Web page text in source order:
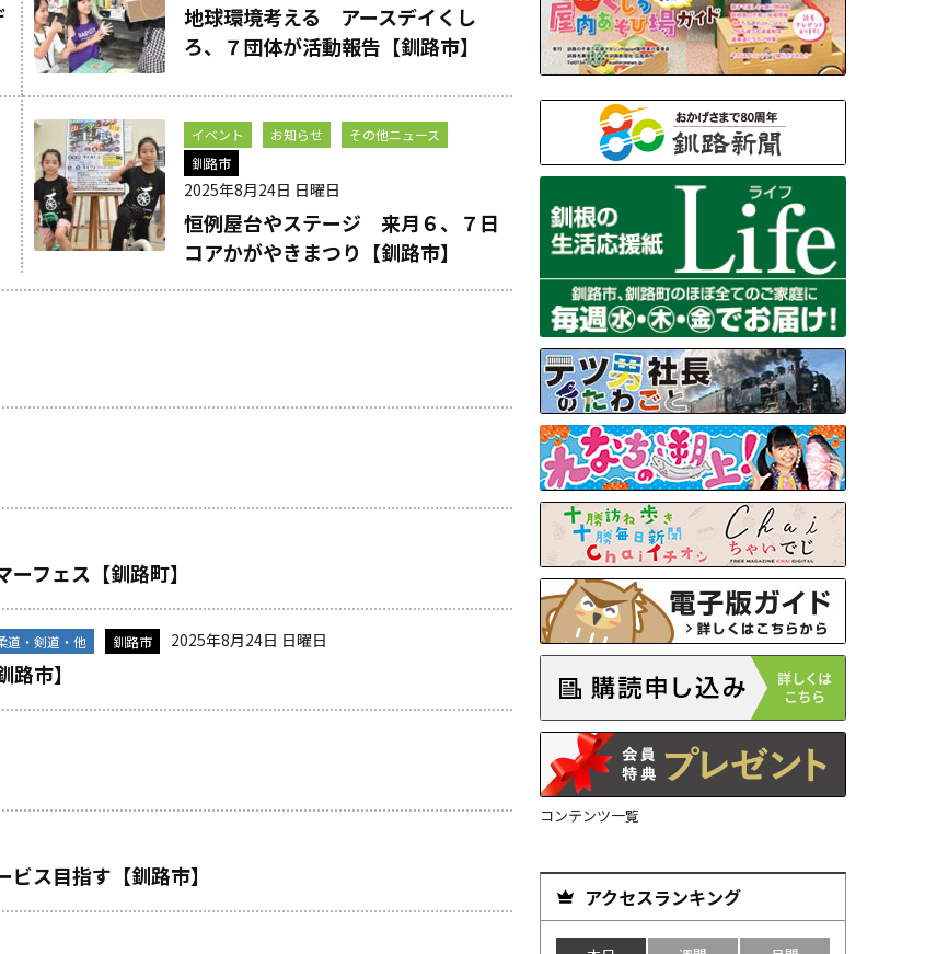
地球環境考える アースデイくし
ろ、７団体が活動報告【釧路市】
イベント お知らせ
その他ニュース
釧路市
2025年8月24日 日曜日
恒例屋台やステージ 来月６、７日
コアかがやきまつり【釧路市】
フェス【釧路町】
道・剣道・他 釧路市 2025年8月24日 日曜日
市】
ス目指す【釧路市】
コンテンツ一覧
アクセスランキング